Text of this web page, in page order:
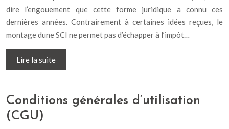
dire l’engouement que cette forme juridique a connu ces
dernières années. Contrairement à certaines idées reçues, le
montage dune SCI ne permet pas d’échapper à l’impôt…
Lire la suite
Conditions générales d’utilisation
(CGU)